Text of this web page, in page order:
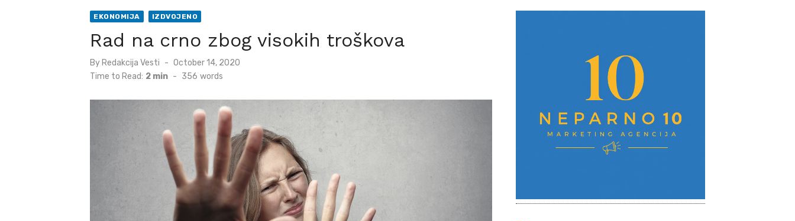
EKONOMIJA IZDVOJENO
Rad na crno zbog visokih troškova
By Redakcija Vesti
Posted
October 14, 2020
Time to Read: 2 min - 356 words